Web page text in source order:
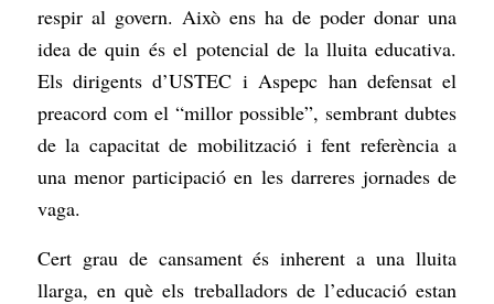
respir al govern. Això ens ha de poder donar una
idea de quin és el potencial de la lluita educativa.
Els dirigents d’USTEC i Aspepc han defensat el
preacord com el “millor possible”, sembrant dubtes
de la capacitat de mobilització i fent referència a
una menor participació en les darreres jornades de
vaga.
Cert grau de cansament és inherent a una lluita
llarga, en què els treballadors de l’educació estan